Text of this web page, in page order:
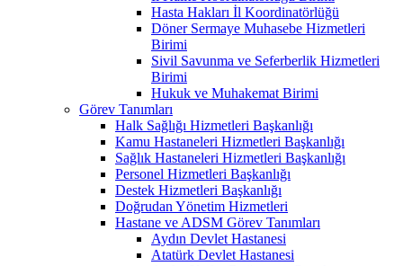
Hasta Hakları İl Koordinatörlüğü
Döner Sermaye Muhasebe Hizmetleri
Birimi
Sivil Savunma ve Seferberlik Hizmetleri
Birimi
Hukuk ve Muhakemat Birimi
Görev Tanımları
Halk Sağlığı Hizmetleri Başkanlığı
Kamu Hastaneleri Hizmetleri Başkanlığı
Sağlık Hastaneleri Hizmetleri Başkanlığı
Personel Hizmetleri Başkanlığı
Destek Hizmetleri Başkanlığı
Doğrudan Yönetim Hizmetleri
Hastane ve ADSM Görev Tanımları
Aydın Devlet Hastanesi
Atatürk Devlet Hastanesi